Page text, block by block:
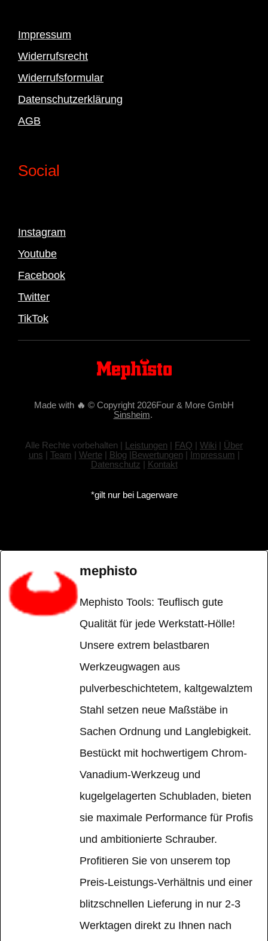
Impressum
Widerrufsrecht
Widerrufsformular
Datenschutzerklärung
AGB
Social
Instagram
Youtube
Facebook
Twitter
TikTok
Made with 🔥 © Copyright 2026Four & More GmbH
Sinsheim.
Alle Rechte vorbehalten | Leistungen | FAQ | Wiki | Über
uns | Team | Werte| Blog |Bewertungen | Impressum |
Datenschutz | Kontakt
*gilt nur bei Lagerware
mephisto
Mephisto Tools: Teuflisch gute
Qualität für jede Werkstatt-Hölle!
Unsere extrem belastbaren
Werkzeugwagen aus
pulverbeschichtetem, kaltgewalztem
Stahl setzen neue Maßstäbe in
Sachen Ordnung und Langlebigkeit.
Bestückt mit hochwertigem Chrom-
Vanadium-Werkzeug und
kugelgelagerten Schubladen, bieten
sie maximale Performance für Profis
und ambitionierte Schrauber.
Profitieren Sie von unserem top
Preis-Leistungs-Verhältnis und einer
blitzschnellen Lieferung in nur 2-3
Werktagen direkt zu Ihnen nach